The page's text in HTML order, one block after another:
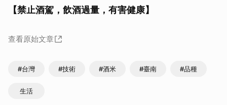
【禁止酒駕，飲酒過量，有害健康】
查看原始文章
#台灣 #技術 #酒米 #臺南 #品種
生活
取消